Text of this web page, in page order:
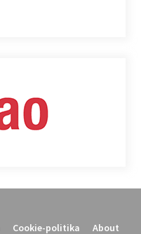
Cookie-politika About